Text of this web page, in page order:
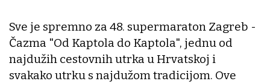
Sve je spremno za 48. supermaraton Zagreb -
Čazma "Od Kaptola do Kaptola", jednu od
najdužih cestovnih utrka u Hrvatskoj i
svakako utrku s najdužom tradicijom. Ove